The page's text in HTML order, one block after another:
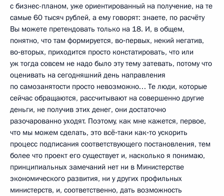
с бизнес-планом, уже ориентированный на получение, на те
самые 60 тысяч рублей, а ему говорят: знаете, по расчёту
Вы можете претендовать только на 18. И, в общем,
понятно, что там формируется, во‑первых, некий негатив,
во‑вторых, приходится просто констатировать, что или
уж тогда совсем не надо было эту тему затевать, потому что
оценивать на сегодняшний день направления
по самозанятости просто невозможно… Те люди, которые
сейчас обращаются, рассчитывают на совершенно другие
деньги, не получив этих денег, они достаточно
разочарованно уходят. Поэтому, как мне кажется, первое,
что мы можем сделать, это всё‑таки как‑то ускорить
процесс подписания соответствующего постановления, тем
более что проект его существует и, насколько я понимаю,
принципиальных замечаний нет ни в Министерстве
экономического развития, ни у других профильных
министерств, и, соответственно, дать возможность